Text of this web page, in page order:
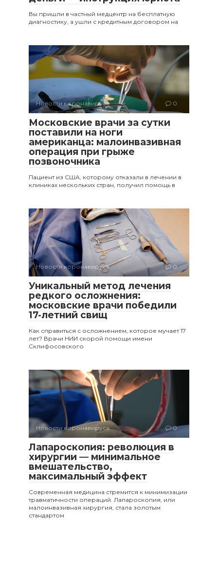
Вы пришли в частный медцентр на бесплатную
диагностику, а ушли с кредитным договором на
Новости коронавируса 0
Московские врачи за сутки
поставили на ноги
американца: малоинвазивная
операция при грыже
позвоночника
Пациент из США, которому отказали в лечении в
клиниках нескольких стран, получил помощь в
Новости коронавируса 0
Уникальный метод лечения
редкого осложнения:
московские врачи победили
17-летний свищ
Как справиться с осложнением, которое мучает 17
лет? Врачи НИИ скорой помощи имени
Склифосовского
Новости коронавируса 0
Лапароскопия: революция в
хирургии — минимальное
вмешательство,
максимальный эффект
Современная медицина стремится к минимизации
травматичности операций. Лапароскопия, или
малоинвазивная хирургия, стала золотым
стандартом